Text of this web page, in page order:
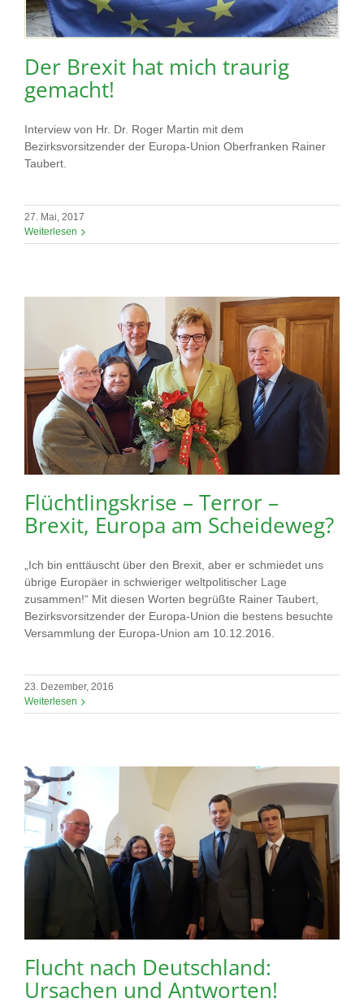
Der Brexit hat mich traurig
gemacht!
Interview von Hr. Dr. Roger Martin mit dem
Bezirksvorsitzender der Europa-Union Oberfranken Rainer
Taubert.
27. Mai, 2017
Weiterlesen
Flüchtlingskrise – Terror –
Brexit, Europa am Scheideweg?
„Ich bin enttäuscht über den Brexit, aber er schmiedet uns
übrige Europäer in schwieriger weltpolitischer Lage
zusammen!“ Mit diesen Worten begrüßte Rainer Taubert,
Bezirksvorsitzender der Europa-Union die bestens besuchte
Versammlung der Europa-Union am 10.12.2016.
23. Dezember, 2016
Weiterlesen
Flucht nach Deutschland:
Ursachen und Antworten!